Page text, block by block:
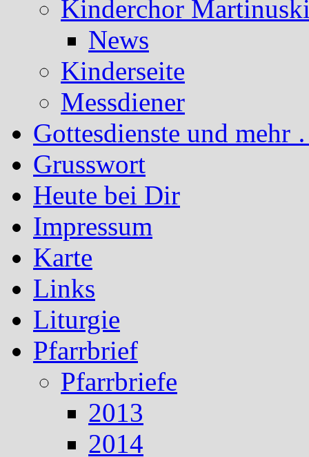
Kinderchor
News
Kinderseite
Messdiener
Gottesdienste und mehr
Grusswort
Heute bei Dir
Impressum
Karte
Links
Liturgie
Pfarrbrief
Pfarrbriefe
2013
2014